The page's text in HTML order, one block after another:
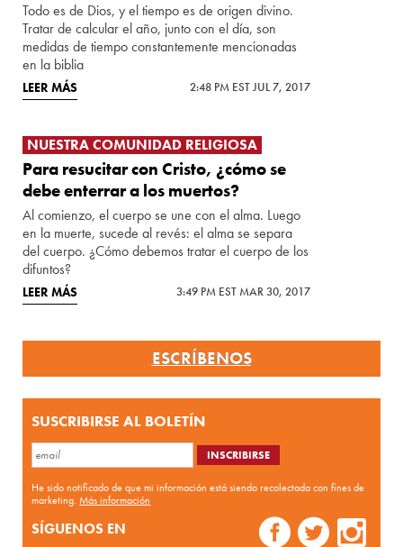
Todo es de Dios, y el tiempo es de origen divino.
Tratar de calcular el año, junto con el día, son
medidas de tiempo constantemente mencionadas
en la biblia
LEER MÁS 2:48 PM EST JUL 7, 2017
NUESTRA COMUNIDAD RELIGIOSA
Para resucitar con Cristo, ¿cómo se
debe enterrar a los muertos?
Al comienzo, el cuerpo se une con el alma. Luego
en la muerte, sucede al revés: el alma se separa
del cuerpo. ¿Cómo debemos tratar el cuerpo de los
difuntos?
LEER MÁS 3:49 PM EST MAR 30, 2017
ESCRÍBENOS
SUSCRIBIRSE AL BOLETÍN
He sido notificado de que mi información está siendo recolectada con fines de
marketing.Más información
SÍGUENOS EN